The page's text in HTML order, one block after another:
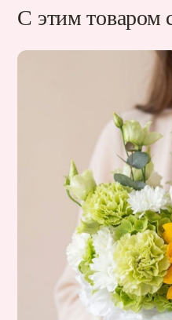
С этим товаром